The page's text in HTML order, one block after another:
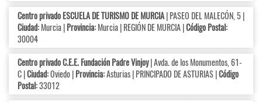
Centro privado ESCUELA DE TURISMO DE MURCIA| PASEO DEL MALECÓN, 5 |
Ciudad:Murcia |Provincia:Murcia | REGIÓN DE MURCIA |Código Postal:
30004
Centro privado C.E.E. Fundación Padre Vinjoy| Avda. de los Monumentos, 61-
C |Ciudad:Oviedo |Provincia:Asturias | PRINCIPADO DE ASTURIAS |Código
Postal:33012